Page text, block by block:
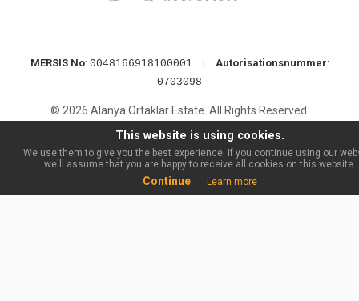
MERSIS No: 0048166918100001 | Autorisationsnummer:
0703098
© 2026 Alanya Ortaklar Estate. All Rights Reserved.
This website is using cookies.
We use them to give you the best experience. If you continue using our
we'll assume that you are happy to receive all cookies on this website.
Continue Learn more